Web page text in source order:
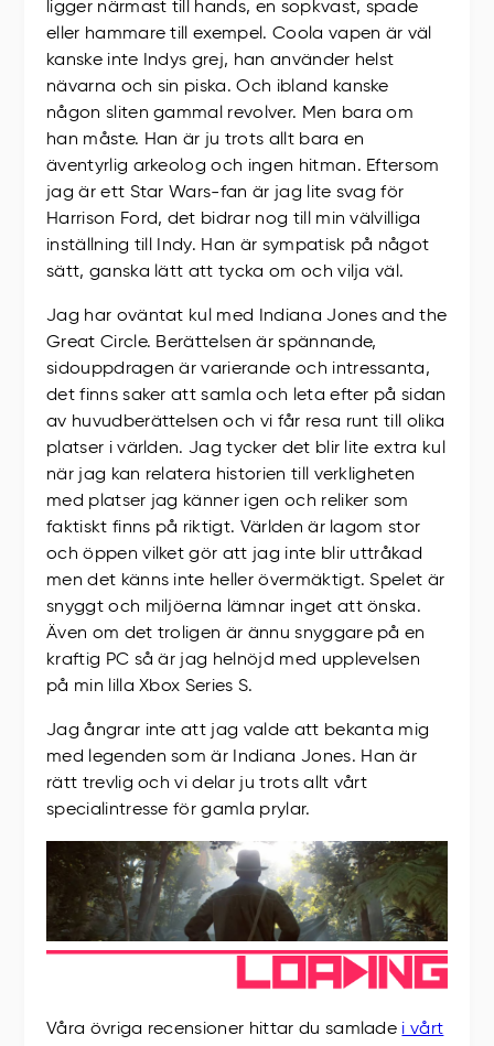
ligger närmast till hands, en sopkvast, spade
eller hammare till exempel. Coola vapen är väl
kanske inte Indys grej, han använder helst
nävarna och sin piska. Och ibland kanske
någon sliten gammal revolver. Men bara om
han måste. Han är ju trots allt bara en
äventyrlig arkeolog och ingen hitman. Eftersom
jag är ett Star Wars-fan är jag lite svag för
Harrison Ford, det bidrar nog till min välvilliga
inställning till Indy. Han är sympatisk på något
sätt, ganska lätt att tycka om och vilja väl.
Jag har oväntat kul med Indiana Jones and the
Great Circle. Berättelsen är spännande,
sidouppdragen är varierande och intressanta,
det finns saker att samla och leta efter på sidan
av huvudberättelsen och vi får resa runt till olika
platser i världen. Jag tycker det blir lite extra kul
när jag kan relatera historien till verkligheten
med platser jag känner igen och reliker som
faktiskt finns på riktigt. Världen är lagom stor
och öppen vilket gör att jag inte blir uttråkad
men det känns inte heller övermäktigt. Spelet är
snyggt och miljöerna lämnar inget att önska.
Även om det troligen är ännu snyggare på en
kraftig PC så är jag helnöjd med upplevelsen
på min lilla Xbox Series S.
Jag ångrar inte att jag valde att bekanta mig
med legenden som är Indiana Jones. Han är
rätt trevlig och vi delar ju trots allt vårt
specialintresse för gamla prylar.
Våra övriga recensioner hittar du samlade i vårt